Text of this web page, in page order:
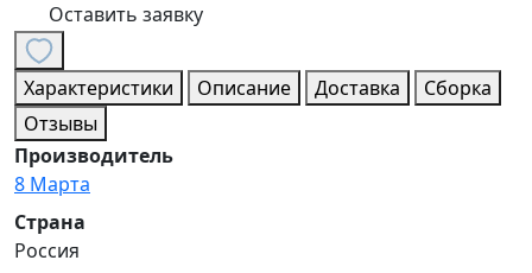
Оставить заявку
Характеристики Описание Доставка
Сборка
Отзывы
Производитель
8 Марта
Страна
Россия